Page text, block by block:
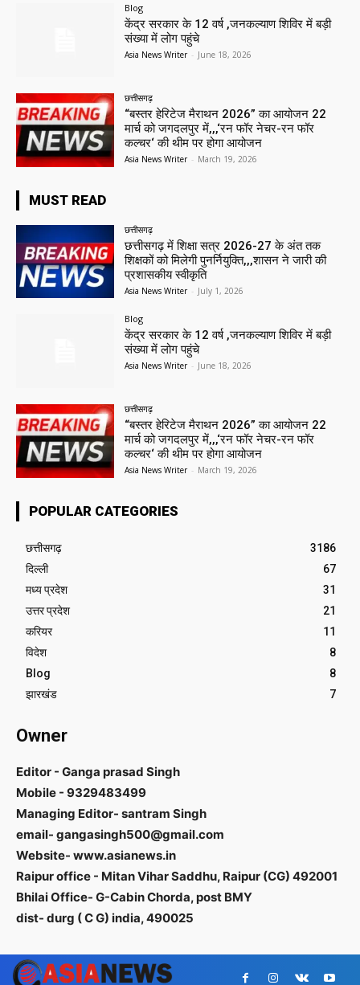
Blog
केंद्र सरकार के 12 वर्ष ,जनकल्याण शिविर में बड़ी
संख्या में लोग पहुंचे
Asia News Writer - June 18, 2026
छत्तीसगढ़
“बस्तर हेरिटेज मैराथन 2026” का आयोजन 22
मार्च को जगदलपुर में,,,‘रन फॉर नेचर-रन फॉर
कल्चर‘ की थीम पर होगा आयोजन
Asia News Writer - March 19, 2026
MUST READ
छत्तीसगढ़
छत्तीसगढ़ में शिक्षा सत्र 2026-27 के अंत तक
शिक्षकों को मिलेगी पुनर्नियुक्ति,,,शासन ने जारी की
प्रशासकीय स्वीकृति
Asia News Writer - July 1, 2026
Blog
केंद्र सरकार के 12 वर्ष ,जनकल्याण शिविर में बड़ी
संख्या में लोग पहुंचे
Asia News Writer - June 18, 2026
छत्तीसगढ़
“बस्तर हेरिटेज मैराथन 2026” का आयोजन 22
मार्च को जगदलपुर में,,,‘रन फॉर नेचर-रन फॉर
कल्चर‘ की थीम पर होगा आयोजन
Asia News Writer - March 19, 2026
POPULAR CATEGORIES
छत्तीसगढ़
3186
दिल्ली
67
मध्य प्रदेश
31
उत्तर प्रदेश
21
करियर
11
विदेश
8
Blog
8
झारखंड
7
Owner
Editor - Ganga prasad Singh
Mobile - 9329483499
Managing Editor- santram Singh
email- gangasingh500@gmail.com
Website- www.asianews.in
Raipur office - Mitan Vihar Saddhu, Raipur (CG) 492001
Bhilai Office- G-Cabin Chorda, post BMY
dist- durg ( C G) india, 490025